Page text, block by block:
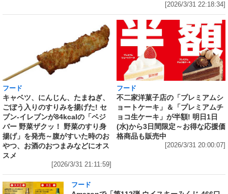
[2026/3/31 22:18:34]
フード
キャベツ、にんじん、たまねぎ、
ごぼう入りのすりみを揚げた! セ
ブン‐イレブンが84kcalの「ベジ
バー 野菜ザクッ！ 野菜のすり身
揚げ」を発売～腹がすいた時のお
やつ、お酒のおつまみなどにオス
スメ
[2026/3/31 21:11:59]
フード
不二家洋菓子店の「プレミアムシ
ョートケーキ」＆「プレミアムチ
ョコ生ケーキ」が半額! 明日1日
(水)から3日間限定～お得な応援価
格商品も販売中
[2026/3/31 20:00:07]
フード